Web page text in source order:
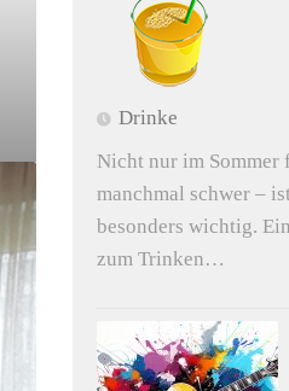
Drinke
Nicht nur im Sommer
manchmal schwer –
besonders wichtig.
zum Trinken…